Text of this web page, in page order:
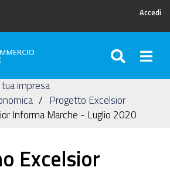
Accedi
tua impresa
Progetto Excelsior
Informa Marche - Luglio 2020
Excelsior